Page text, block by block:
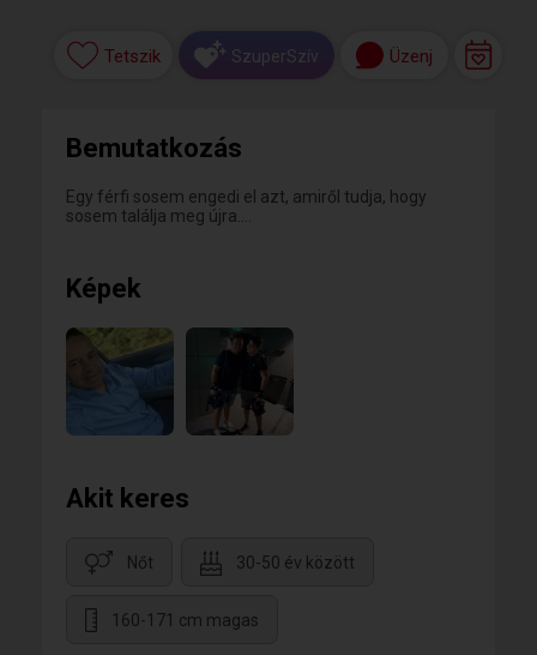
Tetszik SzuperSzív Üzenj
Bemutatkozás
Egy férfi sosem engedi el azt, amiről tudja, hogy
sosem találja meg újra….
Képek
Akit keres
Nőt 30-50 év között
160-171 cm magas